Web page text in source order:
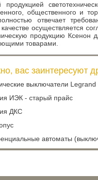
продукцией
общественного и
отвечает
качестве осуществляется
продукцию
товарами.
вас заинтересуют
выключатели
ИЭК - старый прайс
ДКС
автоматы